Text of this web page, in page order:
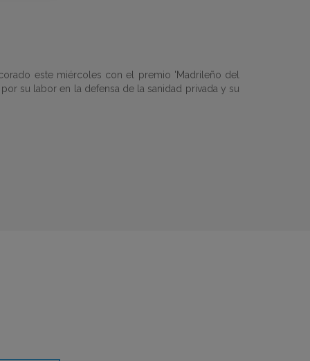
este miércoles con el premio 'Madrileño del
su labor en la defensa de la sanidad privada y su